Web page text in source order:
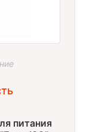
питания